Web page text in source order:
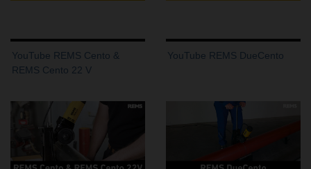
YouTube REMS Cento &
REMS Cento 22 V
YouTube REMS DueCento